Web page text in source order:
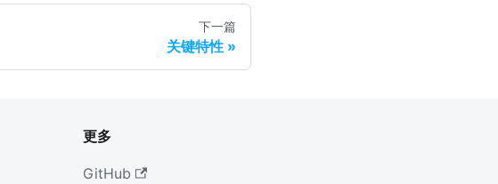
下一篇
关键特性
更多
GitHub